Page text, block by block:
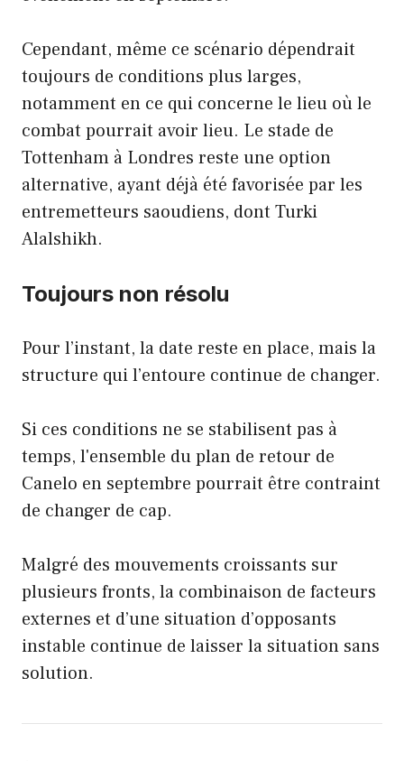
Cependant, même ce scénario dépendrait
toujours de conditions plus larges,
notamment en ce qui concerne le lieu où le
combat pourrait avoir lieu. Le stade de
Tottenham à Londres reste une option
alternative, ayant déjà été favorisée par les
entremetteurs saoudiens, dont Turki
Alalshikh.
Toujours non résolu
Pour l’instant, la date reste en place, mais la
structure qui l’entoure continue de changer.
Si ces conditions ne se stabilisent pas à
temps, l'ensemble du plan de retour de
Canelo en septembre pourrait être contraint
de changer de cap.
Malgré des mouvements croissants sur
plusieurs fronts, la combinaison de facteurs
externes et d’une situation d’opposants
instable continue de laisser la situation sans
solution.